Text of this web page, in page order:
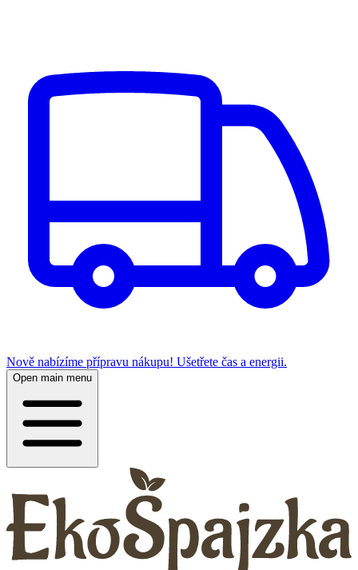
Nově nabízíme přípravu nákupu! Ušetřete čas a energii.
Open main menu